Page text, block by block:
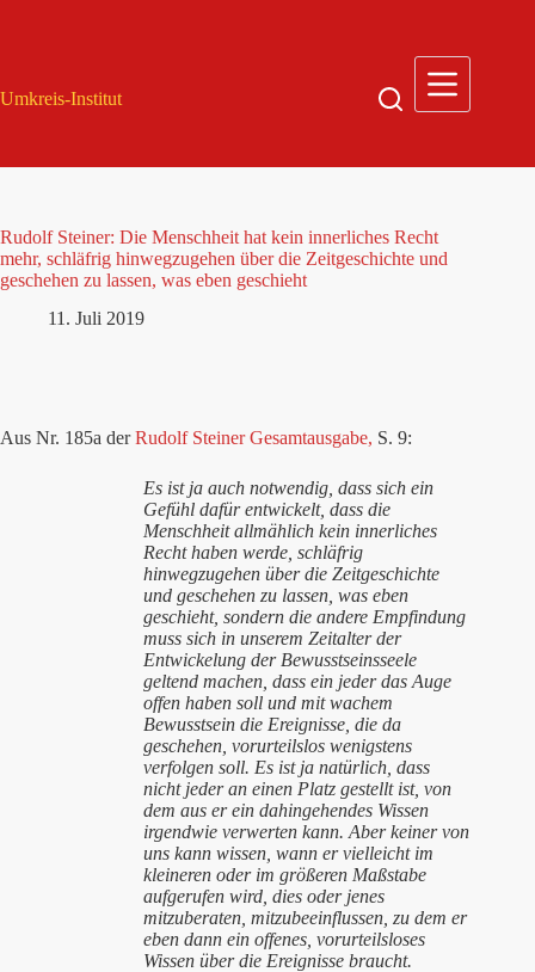
Umkreis-Institut
Rudolf Steiner: Die Menschheit hat kein innerliches Recht
mehr, schläfrig hinwegzugehen über die Zeitgeschichte und
geschehen zu lassen, was eben geschieht
11. Juli 2019
Aus Nr. 185a derRudolf Steiner Gesamtausgabe, S. 9:
Es ist ja auch notwendig, dass sich ein
Gefühl dafür entwickelt, dass die
Menschheit allmählich kein innerliches
Recht haben werde, schläfrig
hinwegzugehen über die Zeitgeschichte
und geschehen zu lassen, was eben
geschieht, sondern die andere Empfindung
muss sich in unserem Zeitalter der
Entwickelung der Bewusstseinsseele
geltend machen, dass ein jeder das Auge
offen haben soll und mit wachem
Bewusstsein die Ereignisse, die da
geschehen, vorurteilslos wenigstens
verfolgen soll. Es ist ja natürlich, dass
nicht jeder an einen Platz gestellt ist, von
dem aus er ein dahingehendes Wissen
irgendwie verwerten kann. Aber keiner von
uns kann wissen, wann er vielleicht im
kleineren oder im größeren Maßstabe
aufgerufen wird, dies oder jenes
mitzuberaten, mitzubeeinflussen, zu dem er
eben dann ein offenes, vorurteilsloses
Wissen über die Ereignisse braucht.